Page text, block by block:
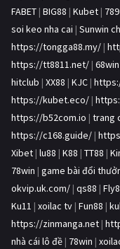
FABET | BIG88 | Kubet |
soi keo nha cai | Sunwin
https://tongga88.my/ |
https://tt8811.net/ | 68win
hitclub | XX88 | KJC |
https://kubet.eco/ |
https://b52com.io | trang
https://c168.guide/ |
Xibet | lu88 | K88 | TT88 |
78win | game bài đổi
okvip.uk.com/ | qs88 |
Ku11 | xoilac tv | Fun88 |
https://zinmanga.net |
nhà cái lô đề | 78win |